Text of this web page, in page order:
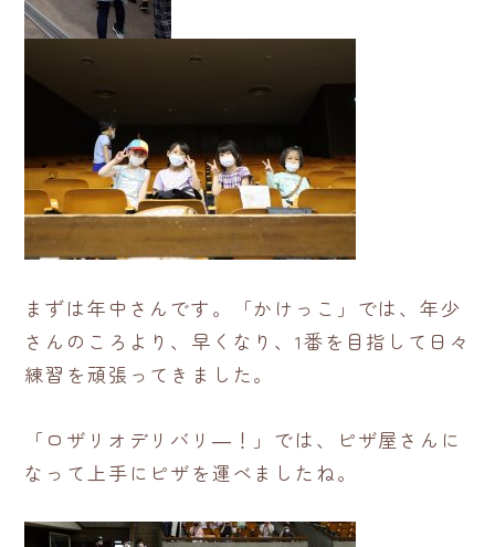
まずは年中さんです。「かけっこ」では、年少
さんのころより、早くなり、1番を目指して日々
練習を頑張ってきました。
「ロザリオデリバリ―！」では、ピザ屋さんに
なって上手にピザを運べましたね。